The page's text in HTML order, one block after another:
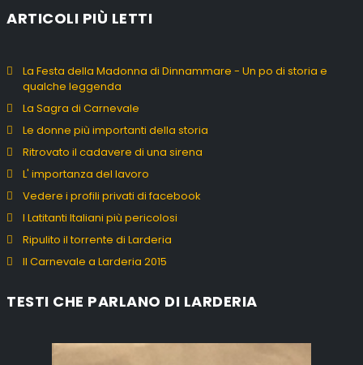
ARTICOLI PIÙ LETTI
La Festa della Madonna di Dinnammare - Un po di storia e
qualche leggenda
La Sagra di Carnevale
Le donne più importanti della storia
Ritrovato il cadavere di una sirena
L' importanza del lavoro
Vedere i profili privati di facebook
I Latitanti Italiani più pericolosi
Ripulito il torrente di Larderia
Il Carnevale a Larderia 2015
TESTI CHE PARLANO DI LARDERIA